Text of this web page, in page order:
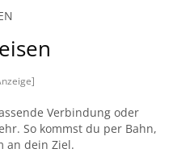
Verbindung oder
So kommst du per Bahn,
an dein Ziel.